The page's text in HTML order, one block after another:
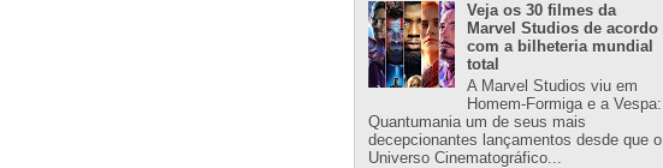
Veja os 30 filmes da
Marvel Studios de acordo
com a bilheteria mundial
total
A Marvel Studios viu em
Homem-Formiga e a Vespa:
Quantumania um de seus mais
decepcionantes lançamentos desde que o
Universo Cinematográfico...